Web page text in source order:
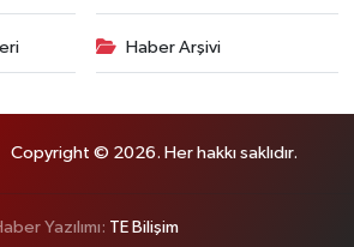
Haber Arşivi
Copyright © 2026. Her hakkı saklıdır.
Yazılımı: TE Bilişim